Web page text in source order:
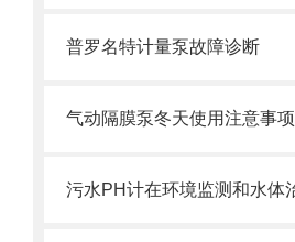
普罗名特计量泵故障诊断
气动隔膜泵冬天使用注意事项